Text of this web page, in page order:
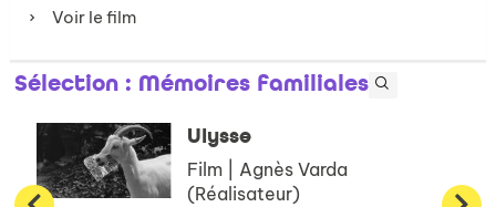
Voir le film
Sélection : Mémoires familiales
Ulysse
Film | Agnès Varda
(Réalisateur)